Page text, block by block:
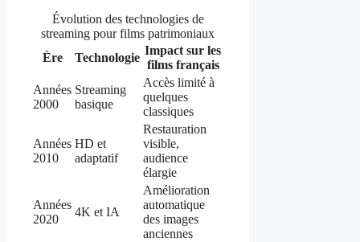
Évolution des technologies de
streaming pour films patrimoniaux
Ère
Technologie
Impact sur les
films français
Années
2000
Streaming
basique
Accès limité à
quelques
classiques
Années
2010
HD et
adaptatif
Restauration
visible,
audience
élargie
Années
2020
4K et IA
Amélioration
automatique
des images
anciennes